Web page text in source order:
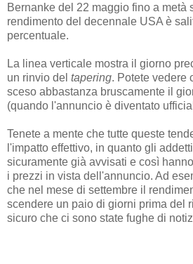
Bernanke del 22 maggio fino a metà
rendimento del decennale USA è
percentuale.
La linea verticale mostra il giorno
un rinvio del tapering. Potete vedere
sceso abbastanza bruscamente il
(quando l'annuncio è diventato
Tenete a mente che tutte queste
l'impatto effettivo, in quanto gli
sicuramente già avvisati e così
i prezzi in vista dell'annuncio. Ad
che nel mese di settembre il
scendere un paio di giorni prima del
sicuro che ci sono state fughe di